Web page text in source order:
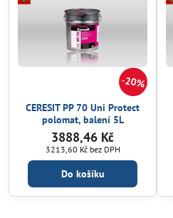
20%
CERESIT PP 70 Uni Protect
polomat, balení 5L
3888,46 Kč
3213,60 Kč bez DPH
Do košíku